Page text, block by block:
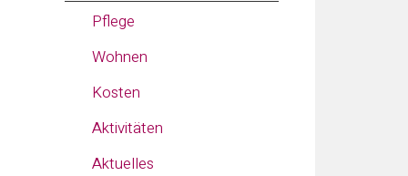
Pflege
Wohnen
Kosten
Aktivitäten
Aktuelles